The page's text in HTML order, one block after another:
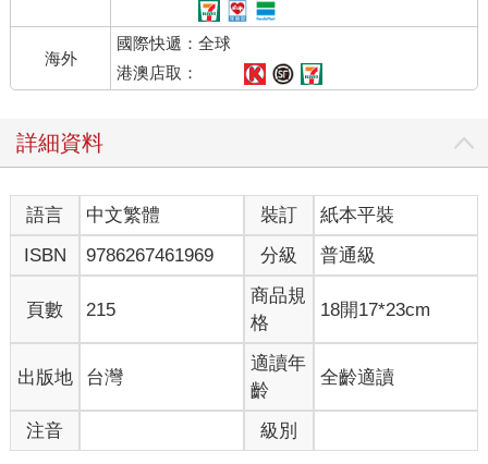
海外
國際快遞：全球
港澳店取：
詳細資料
語言 中文繁體 裝訂
紙本平裝
ISBN
9786267461969 分級 普通級
頁數 215
商品規
格
18開17*23cm
出版地 台灣
適讀年
齡
全齡適讀
注音 級別